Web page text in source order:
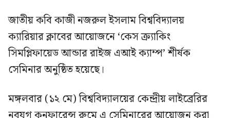
জাতীয় কবি কাজী নজরুল ইসলাম বিশ্ববিদ্যালয়
ক্যারিয়ার ক্লাবের আয়োজনে ‘কেস ক্র্যাকিং
সিমপ্লিফায়েড আন্ডার রাইজ এআই ক্যাম্প’ শীর্ষক
সেমিনার অনুষ্ঠিত হয়েছে।
মঙ্গলবার (১২ মে) বিশ্ববিদ্যালয়ের কেন্দ্রীয় লাইব্রেরির